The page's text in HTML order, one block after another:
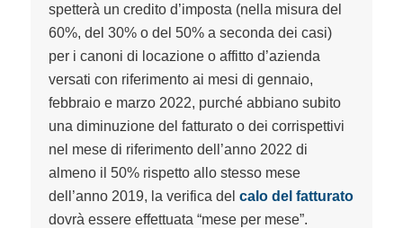
spetterà un credito d’imposta (nella misura del
60%, del 30% o del 50% a seconda dei casi)
per i canoni di locazione o affitto d’azienda
versati con riferimento ai mesi di gennaio,
febbraio e marzo 2022, purché abbiano subito
una diminuzione del fatturato o dei corrispettivi
nel mese di riferimento dell’anno 2022 di
almeno il 50% rispetto allo stesso mese
dell’anno 2019, la verifica del calo del fatturato
dovrà essere effettuata “mese per mese”.